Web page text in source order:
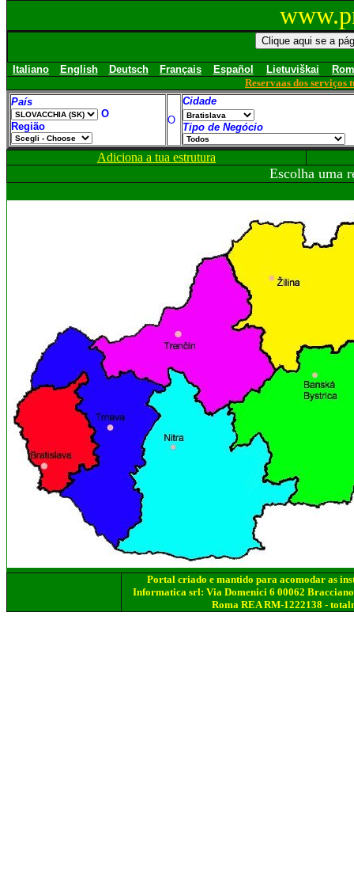
Italiano English Deutsch Français Español Lietuviškai
Reservaas dos serviços
País
O
Região
O
Cidade
Tipo de Negócio
Adiciona a tua estrutura
Escolha uma
Portal criado e mantido para acomodar as
Informatica srl: Via Domenici 6 00062
Roma REA RM-1222138 -